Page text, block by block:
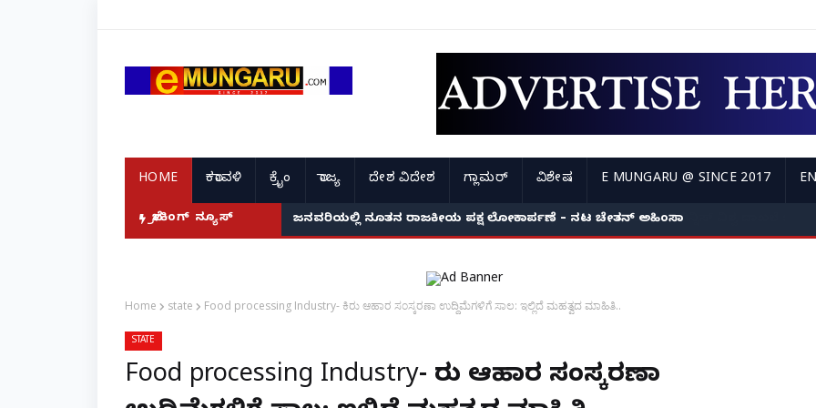
HOME ಕರಾವಳಿ ಕ್ರೈಂ ರಾಜ್ಯ ದೇಶ ವಿದೇಶ ಗ್ಲಾಮರ್ ವಿಶೇಷ E MUNGARU @ SINCE 2017
ಬ್ರೇಕಿಂಗ್ ನ್ಯೂಸ್ ಜನವರಿಯಲ್ಲಿ ನೂತನ ರಾಜಕೀಯ ಪಕ್ಷ ಲೋಕಾರ್ಪಣೆ – ನಟ ಚೇತನ್ ಅಹಿಂಸಾ
Home state Food processing Industry- ಕಿರು ಆಹಾರ ಸಂಸ್ಕರಣಾ ಉದ್ದಿಮೆಗಳಿಗೆ ಸಾಲ: ಇಲ್ಲಿದೆ ಮಹತ್ವದ ಮಾಹಿತಿ..
STATE
Food processing Industry- ಕಿರು ಆಹಾರ ಸಂಸ್ಕರಣಾ